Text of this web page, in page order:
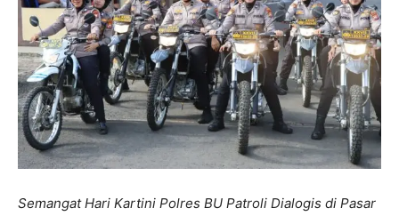
Semangat Hari Kartini Polres BU Patroli Dialogis di Pasar